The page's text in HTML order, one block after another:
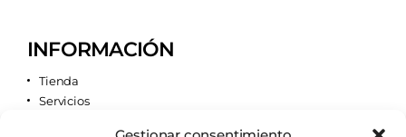
INFORMACIÓN
Tienda
Servicios